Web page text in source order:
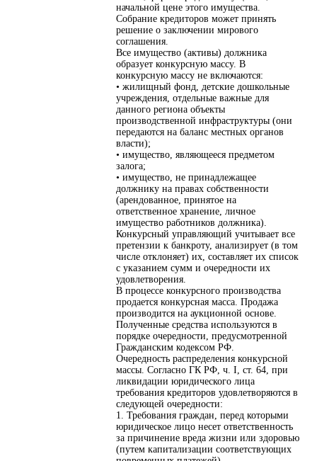
начальной цене этого имущества.
Собрание кредиторов может принять
решение о заключении мирового
соглашения.
Все имущество (активы) должника
образует конкурсную массу. В
конкурсную массу не включаются:
• жилищный фонд, детские дошкольные
учреждения, отдельные важные для
данного региона объекты
производственной инфраструктуры (они
передаются на баланс местных органов
власти);
• имущество, являющееся предметом
залога;
• имущество, не принадлежащее
должнику на правах собственности
(арендованное, принятое на
ответственное хранение, личное
имущество работников должника).
Конкурсный управляющий учитывает все
претензии к банкроту, анализирует (в том
числе отклоняет) их, составляет их список
с указанием сумм и очередности их
удовлетворения.
В процессе конкурсного производства
продается конкурсная масса. Продажа
производится на аукционной основе.
Полученные средства используются в
порядке очередности, предусмотренной
Гражданским кодексом РФ.
Очередность распределения конкурсной
массы. Согласно ГК РФ, ч. I, ст. 64, при
ликвидации юридического лица
требования кредиторов удовлетворяются в
следующей очередности:
1. Требования граждан, перед которыми
юридическое лицо несет ответственность
за причинение вреда жизни или здоровью
(путем капитализации соответствующих